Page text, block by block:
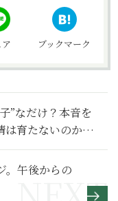
ブックマーク
”なだけ？本音を
は育たないのか～
。午後からの